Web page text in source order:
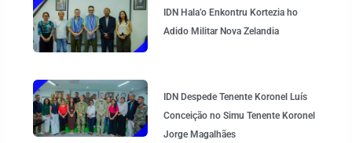
IDN Hala’o Enkontru Kortezia ho
Adido Militar Nova Zelandia
IDN Despede Tenente Koronel Luís
Conceição no Simu Tenente Koronel
Jorge Magalhães